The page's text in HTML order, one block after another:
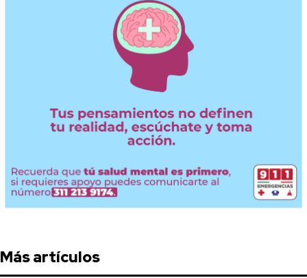
Más artículos